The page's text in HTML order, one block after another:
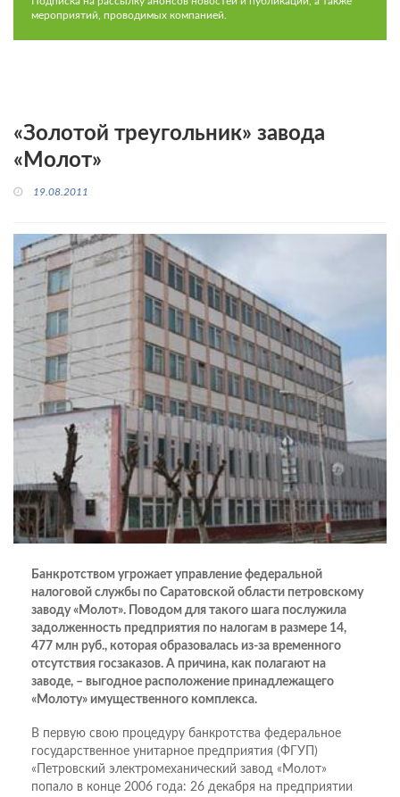
мероприятий, проводимых компанией.
«Золотой треугольник» завода
«Молот»
19.08.2011
Банкротством угрожает управление федеральной
налоговой службы по Саратовской области петровскому
заводу «Молот». Поводом для такого шага послужила
задолженность предприятия по налогам в размере 14,
477 млн руб., которая образовалась из-за временного
отсутствия госзаказов. А причина, как полагают на
заводе, – выгодное расположение принадлежащего
«Молоту» имущественного комплекса.
В первую свою процедуру банкротства федеральное
государственное унитарное предприятия (ФГУП)
«Петровский электромеханический завод «Молот»
попало в конце 2006 года: 26 декабря на предприятии